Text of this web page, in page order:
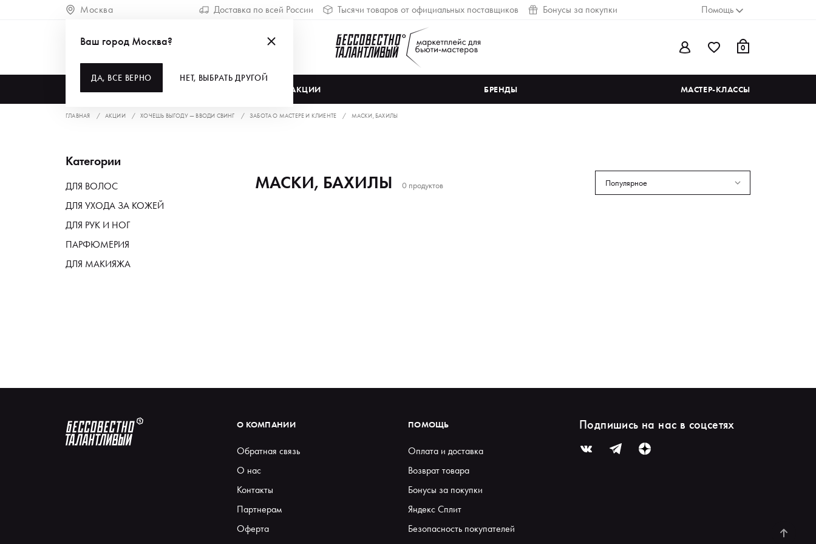
Москва Доставка по всей России Тысячи товаров от официальных поставщиков Бонусы за покупки Помощь
0
АКЦИИ БРЕНДЫ МАСТЕР-КЛАССЫ
Ваш город Москва?
ДА, ВСЕ ВЕРНО НЕТ, ВЫБРАТЬ ДРУГОЙ
ГЛАВНАЯ АКЦИИ ХОЧЕШЬ ВЫГОДУ — ВВОДИ СВИНГ ЗАБОТА О МАСТЕРЕ И КЛИЕНТЕ МАСКИ, БАХИЛЫ
Категории
ДЛЯ ВОЛОС
ДЛЯ УХОДА ЗА КОЖЕЙ
ДЛЯ РУК И НОГ
ПАРФЮМЕРИЯ
ДЛЯ МАКИЯЖА
МАСКИ, БАХИЛЫ 0 продуктов Популярное
О КОМПАНИИ
Обратная связь
О нас
Контакты
Партнерам
Оферта
ПОМОЩЬ
Оплата и доставка
Возврат товара
Бонусы за покупки
Яндекс Сплит
Безопасность покупателей
Подпишись на нас в соцсетях